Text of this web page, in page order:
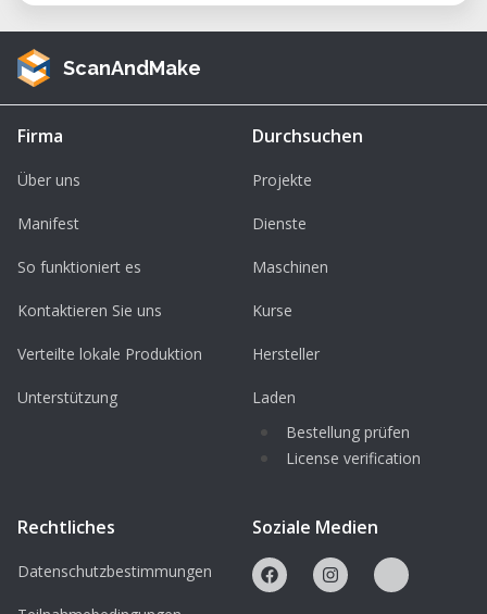
ScanAndMake
Firma
Über uns
Manifest
So funktioniert es
Kontaktieren Sie uns
Verteilte lokale Produktion
Unterstützung
Durchsuchen
Projekte
Dienste
Maschinen
Kurse
Hersteller
Laden
Bestellung prüfen
License verification
Rechtliches
Datenschutzbestimmungen
Soziale Medien